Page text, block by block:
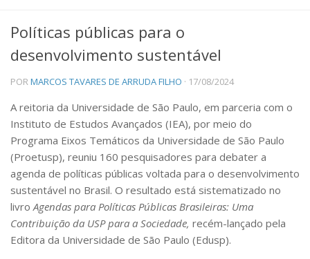
Integrantes
Concluídos
Publicações
Livros
Manuais e Guias Educacionais
Artigos
Teses e Dissertações
Políticas públicas para o
desenvolvimento sustentável
PORMARCOS TAVARES DE ARRUDA FILHO · 17/08/2024
A reitoria da Universidade de São Paulo, em parceria com o
Instituto de Estudos Avançados (IEA), por meio do
Programa Eixos Temáticos da Universidade de São Paulo
(Proetusp), reuniu 160 pesquisadores para debater a
agenda de políticas públicas voltada para o desenvolvimento
sustentável no Brasil. O resultado está sistematizado no
livroAgendas para Políticas Públicas Brasileiras: Uma
Contribuição da USP para a Sociedade, recém-lançado pela
Editora da Universidade de São Paulo (Edusp).